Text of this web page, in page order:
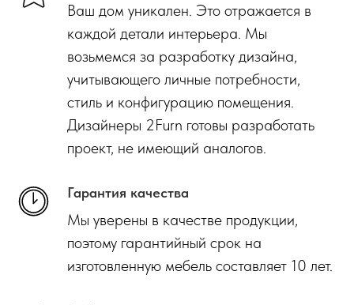
Ваш дом уникален. Это отражается в
каждой детали интерьера. Мы
возьмемся за разработку дизайна,
учитывающего личные потребности,
стиль и конфигурацию помещения.
Дизайнеры 2Furn готовы разработать
проект, не имеющий аналогов.
Гарантия качества
Мы уверены в качестве продукции,
поэтому гарантийный срок на
изготовленную мебель составляет 10 лет.